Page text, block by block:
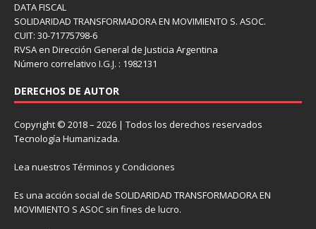
DATA FISCAL
SOLIDARIDAD TRANSFORMADORA EN MOVIMIENTO S. ASOC.
CUIT: 30-71775798-6
RVSA en Dirección General de Justicia Argentina
Número correlativo I.G.J. : 1982131
DERECHOS DE AUTOR
Copyright © 2018 – 2026 | Todos los derechos reservados
Tecnología Humanizada.
Lea nuestros Términos y Condiciones
Es una acción social de SOLIDARIDAD TRANSFORMADORA EN
MOVIMIENTO S ASOC sin fines de lucro.